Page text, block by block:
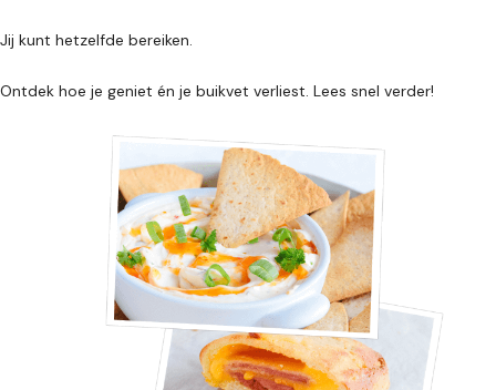
Jij kunt hetzelfde bereiken.
Ontdek hoe je geniet én je buikvet verliest. Lees snel verder!